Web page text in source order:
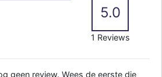
5.0
1 Reviews
geen review. Wees de eerste die